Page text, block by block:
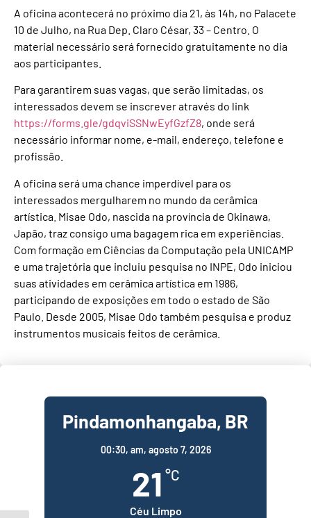
A oficina acontecerá no próximo dia 21, às 14h, no Palacete
10 de Julho, na Rua Dep. Claro César, 33 – Centro. O
material necessário será fornecido gratuitamente no dia
aos participantes.
Para garantirem suas vagas, que serão limitadas, os
interessados devem se inscrever através do link
https://forms.gle/gdqviSSNwEyfGzfZ8, onde será
necessário informar nome, e-mail, endereço, telefone e
profissão.
A oficina será uma chance imperdível para os
interessados mergulharem no mundo da cerâmica
artística. Misae Odo, nascida na província de Okinawa,
Japão, traz consigo uma bagagem rica em experiências.
Com formação em Ciências da Computação pela UNICAMP
e uma trajetória que incluiu pesquisa no INPE, Odo iniciou
suas atividades em cerâmica artística em 1986,
participando de exposições em todo o estado de São
Paulo. Desde 2005, Misae Odo também pesquisa e produz
instrumentos musicais feitos de cerâmica.
Pindamonhangaba, BR
00:30, am, agosto 7, 2026
21 °C
Céu Limpo